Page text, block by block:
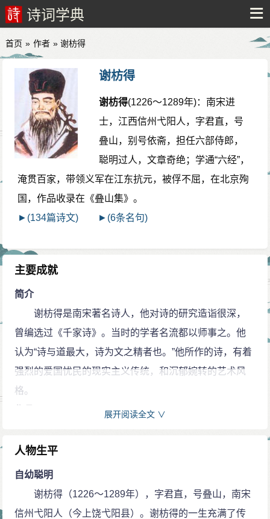
诗词学典
首页 » 作者 » 谢枋得
谢枋得
谢枋得(1226～1289年)：南宋进
士，江西信州弋阳人，字君直，号
叠山，别号依斋，担任六部侍郎，
聪明过人，文章奇绝；学通“六经”，
淹贯百家，带领义军在江东抗元，被俘不屈，在北京殉
国，作品收录在《叠山集》。
►(134篇诗文)
►(6条名句)
主要成就
简介
谢枋得是南宋著名诗人，他对诗的研究造诣很深，
曾编选过《千家诗》。当时的学者名流都以师事之。他
认为“诗与道最大，诗为文之精者也。”他所作的诗，有着
强烈的爱国忧民的现实主义传统，和沉郁婉转的艺术风
格。
道自任，发为词华，经天纬地，天下学士皆知所宗"。他
对宋末文风颇表不满，指出"七十年来，文体卑陋极
矣"（《与杨石溪书》），于是以振兴斯文自任。他的散
文格调高奇，很有气势。《上丞相留忠斋书》写得慷慨
展开阅读全文 ∨
人物生平
自幼聪明
谢枋得（1226～1289年），字君直，号叠山，南宋
信州弋阳人（今上饶弋阳县）。谢枋得的一生充满了传